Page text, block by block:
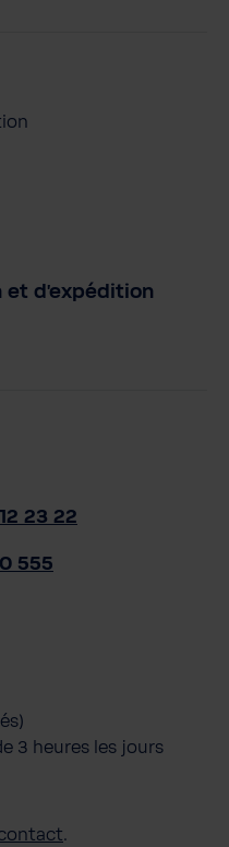
et d'expédition
23 22
555
3 heures les jours
.